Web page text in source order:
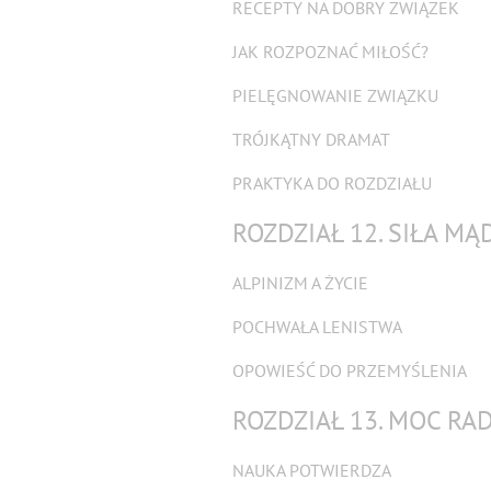
RECEPTY NA DOBRY ZWIĄZEK
JAK ROZPOZNAĆ MIŁOŚĆ?
PIELĘGNOWANIE ZWIĄZKU
TRÓJKĄTNY DRAMAT
PRAKTYKA DO ROZDZIAŁU
ROZDZIAŁ 12. SIŁA
ALPINIZM A ŻYCIE
POCHWAŁA LENISTWA
OPOWIEŚĆ DO PRZEMYŚLENIA
ROZDZIAŁ 13. MOC
NAUKA POTWIERDZA